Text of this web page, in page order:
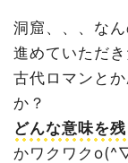
洞窟、、、な
進めていただき
古代ロマンと
か？
どんな意味を
かワクワク